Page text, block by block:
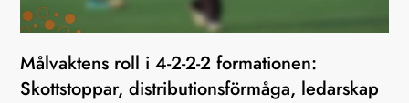
Målvaktens roll i 4-2-2-2 formationen:
Skottstoppar, distributionsförmåga, ledarskap